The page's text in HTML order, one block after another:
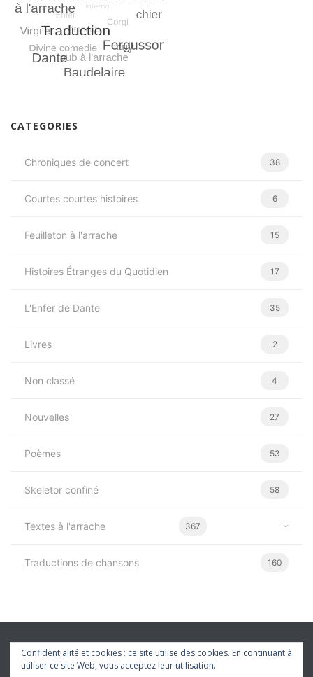
CATEGORIES
Chroniques de concert 38
Courtes courtes histoires 6
Feuilleton à l'arrache 15
Histoires Étranges du Quotidien 17
L'Enfer de Dante 35
Livres 2
Non classé 4
Nouvelles 27
Poèmes 53
Skeletor confiné 58
Textes à l'arrache 367
Traductions de chansons 160
Confidentialité et cookies : ce site utilise des cookies. En continuant à
utiliser ce site Web, vous acceptez leur utilisation.